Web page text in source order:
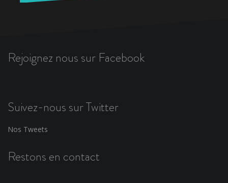
Rejoignez nous sur Facebook
Suivez-nous sur Twitter
Nos Tweets
Restons en contact